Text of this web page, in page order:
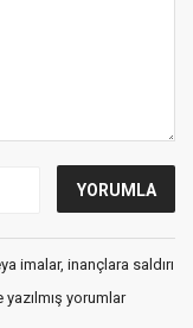
imalar, inançlara saldırı
yorumlar